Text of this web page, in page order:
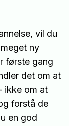
vil du
ny
første gang
det om at
ikke om at
forstå de
en god